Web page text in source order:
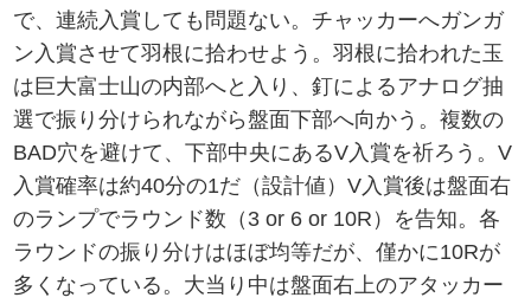
で、連続入賞しても問題ない。チャッカーへガンガ
ン入賞させて羽根に拾わせよう。羽根に拾われた玉
は巨大富士山の内部へと入り、釘によるアナログ抽
選で振り分けられながら盤面下部へ向かう。複数の
BAD穴を避けて、下部中央にあるV入賞を祈ろう。V
入賞確率は約40分の1だ（設計値）V入賞後は盤面右
のランプでラウンド数（3 or 6 or 10R）を告知。各
ラウンドの振り分けはほぼ均等だが、僅かに10Rが
多くなっている。大当り中は盤面右上のアタッカー